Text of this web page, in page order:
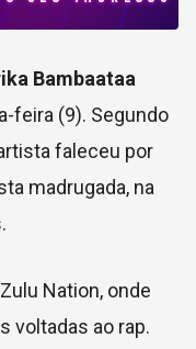
Bambaataa
feira (9). Segundo
faleceu por
madrugada, na
Nation, onde
voltadas ao rap.